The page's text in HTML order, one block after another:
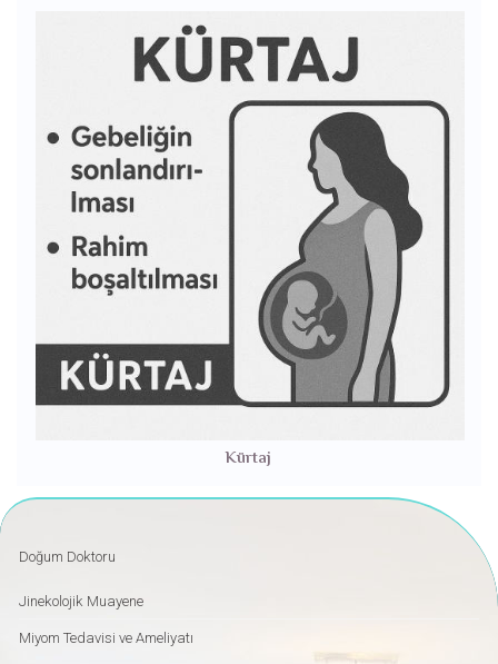
Kürtaj
Doğum Doktoru
Jinekolojik Muayene
Miyom Tedavisi ve Ameliyatı